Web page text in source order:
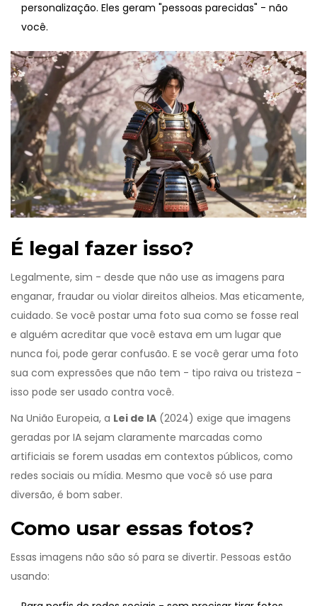
personalização. Eles geram "pessoas parecidas" - não
você.
É legal fazer isso?
Legalmente, sim - desde que não use as imagens para
enganar, fraudar ou violar direitos alheios. Mas eticamente,
cuidado. Se você postar uma foto sua como se fosse real
e alguém acreditar que você estava em um lugar que
nunca foi, pode gerar confusão. E se você gerar uma foto
sua com expressões que não tem - tipo raiva ou tristeza -
isso pode ser usado contra você.
Na União Europeia, a Lei de IA (2024) exige que imagens
geradas por IA sejam claramente marcadas como
artificiais se forem usadas em contextos públicos, como
redes sociais ou mídia. Mesmo que você só use para
diversão, é bom saber.
Como usar essas fotos?
Essas imagens não são só para se divertir. Pessoas estão
usando: